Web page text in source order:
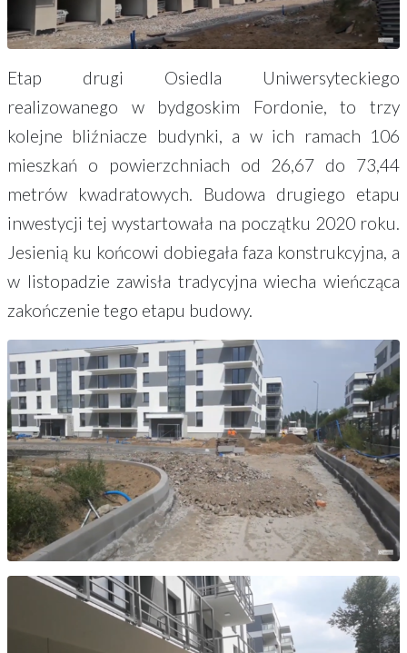
Etap drugi Osiedla Uniwersyteckiego
realizowanego w bydgoskim Fordonie, to trzy
kolejne bliźniacze budynki, a w ich ramach 106
mieszkań o powierzchniach od 26,67 do 73,44
metrów kwadratowych. Budowa drugiego etapu
inwestycji tej wystartowała na początku 2020 roku.
Jesienią ku końcowi dobiegała faza konstrukcyjna, a
w listopadzie zawisła tradycyjna wiecha wieńcząca
zakończenie tego etapu budowy.